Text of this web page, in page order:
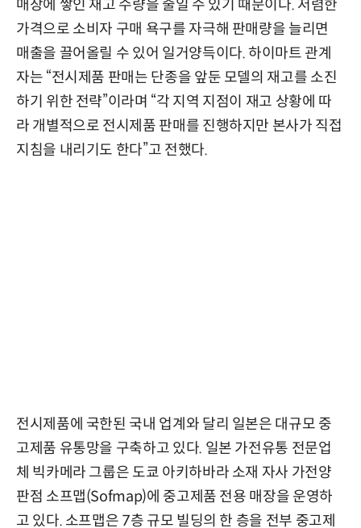
매장에 쌓인 재고 수량을 줄일 수 있기 때문이다. 저렴한
가격으로 소비자 구매 욕구를 자극해 판매량을 늘리면
매출을 끌어올릴 수 있어 일거양득이다. 하이마트 관계
자는 “전시제품 판매는 단종을 앞둔 모델의 재고를 소진
하기 위한 전략”이라며 “각 지역 지점이 재고 상황에 따
라 개별적으로 전시제품 판매를 진행하지만 본사가 직접
지침을 내리기도 한다”고 전했다.
전시제품에 국한된 국내 업계와 달리 일본은 대규모 중
고제품 유통망을 구축하고 있다. 일본 가전유통 전문업
체 빅카메라 그룹은 도쿄 아키하바라 소재 자사 가전양
판점 소프맵(Sofmap)에 중고제품 전용 매장을 운영하
고 있다. 소프맵은 7층 규모 빌딩의 한 층을 전부 중고제